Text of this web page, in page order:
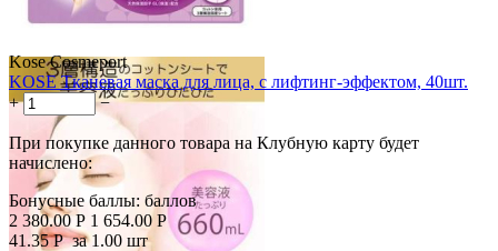
Kose Cosmeport
KOSE Тканевая маска для лица, с лифтинг-эффектом, 40шт.
+
−
При покупке данного товара на Клубную карту будет
начислено:
Бонусные баллы: баллов
2 380.00 Р 1 654.00 Р
41.35 Рза 1.00 шт